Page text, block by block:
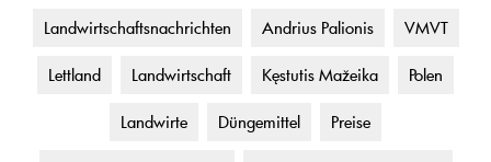
Landwirtschaftsnachrichten Andrius Palionis VMVT
Lettland Landwirtschaft Kęstutis Mažeika Polen
Landwirte Düngemittel Preise